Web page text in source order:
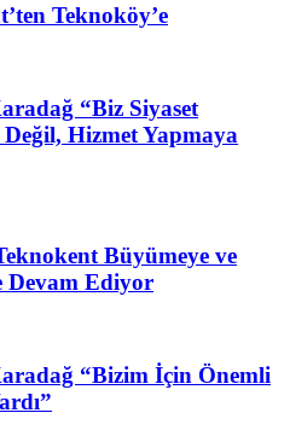
Teknoköy’e
“Biz Siyaset
Hizmet Yapmaya
Büyümeye ve
Devam Ediyor
“Bizim İçin Önemli